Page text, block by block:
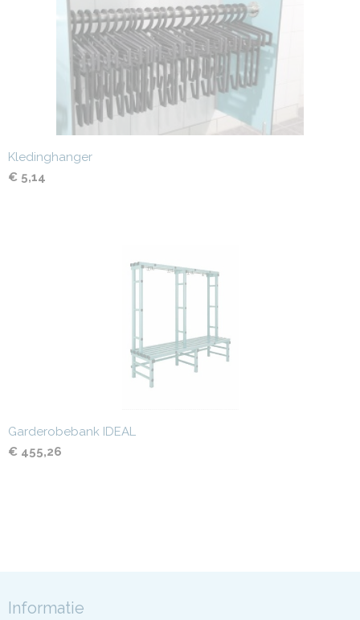
Kledinghanger
€ 5,14
Garderobebank IDEAL
€ 455,26
Informatie